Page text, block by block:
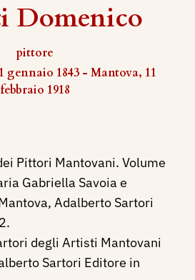
Domenico
pittore
gennaio 1843 - Mantova, 11
febbraio 1918
Pittori Mantovani. Volume
Gabriella Savoia e
Adalberto Sartori
degli Artisti Mantovani
Sartori Editore in